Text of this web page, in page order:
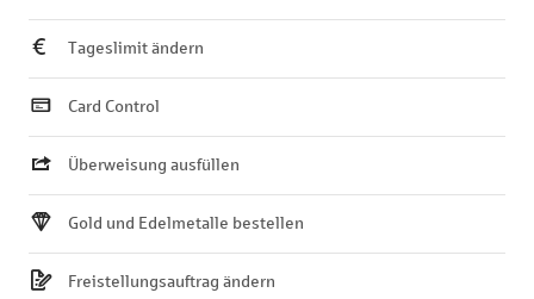
Tageslimit ändern
Card Control
Überweisung ausfüllen
Gold und Edelmetalle bestellen
Freistellungsauftrag ändern